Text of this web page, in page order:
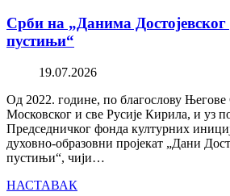
Срби на „Данима
пустињи“
19.07.2026
Од 2022. године, по благослову Његове
Московског и све Русије Кирила, и уз
Председничког фонда културних
духовно-образовни пројекат „Дани
пустињи“, чији…
НАСТАВАК